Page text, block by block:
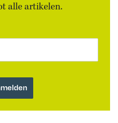
alle artikelen.